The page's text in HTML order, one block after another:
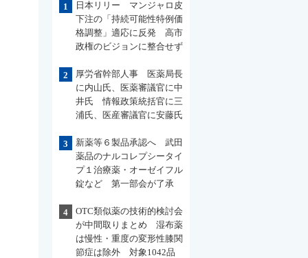
1
日本リリー マンジャロ皮
下注の「持続可能性特例価
格調整」適応に反発 高市
政権のビジョンに整合せず
2
厚労省幹部人事 医薬局長
に内山氏、医薬審議官に中
井氏 情報政策統括官に三
浦氏、医産審議官に安藤氏
3
新薬等６製品承認へ 武田
薬品のナルコレプシータイ
プ１治療薬・オーゼイフル
錠など 第一部会が了承
4
OTC類似薬の技術的検討会
が中間取りまとめ 湿布薬
は慢性・重度の変形性膝関
節症は除外 対象1042品